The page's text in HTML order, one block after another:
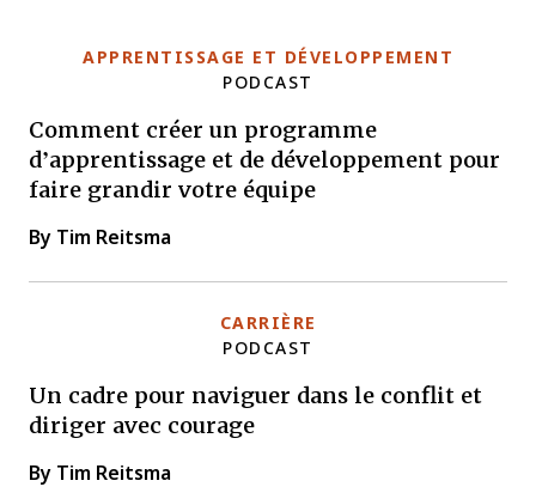
APPRENTISSAGE ET DÉVELOPPEMENT
PODCAST
Comment créer un programme
d’apprentissage et de développement pour
faire grandir votre équipe
By Tim Reitsma
CARRIÈRE
PODCAST
Un cadre pour naviguer dans le conflit et
diriger avec courage
By Tim Reitsma